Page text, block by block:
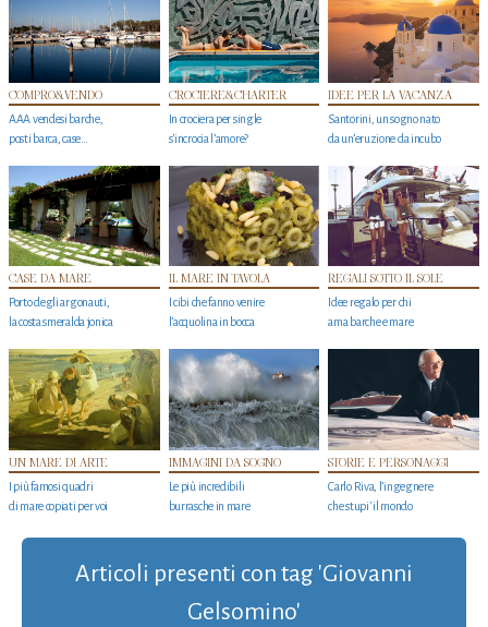
COMPRO&VENDO
AAA vendesi barche,
posti barca, case…
CROCIERE&CHARTER
In crociera per single
s'incrocia l’amore?
IDEE PER LA VACANZA
Santorini, un sogno nato
da un’eruzione da incubo
CASE DA MARE
Porto degli argonauti,
la costa smeralda jonica
IL MARE IN TAVOLA
I cibi che fanno venire
l’acquolina in bocca
REGALI SOTTO IL SOLE
Idee regalo per chi
ama barche e mare
UN MARE DI ARTE
I più famosi quadri
di mare copiati per voi
IMMAGINI DA SOGNO
Le più incredibili
burrasche in mare
STORIE E PERSONAGGI
Carlo Riva, l’ingegnere
che stupi' il mondo
Articoli presenti con tag 'Giovanni
Gelsomino'